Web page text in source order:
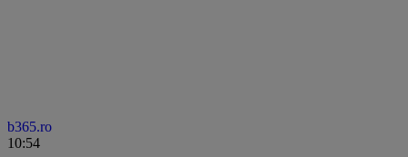
b365.ro
10:54